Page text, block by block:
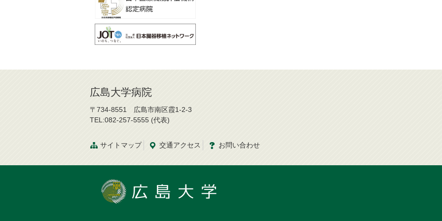
広島大学病院
〒734-8551 広島市南区霞1-2-3
TEL:082-257-5555 (代表)
サイトマップ 交通アクセス お問い合わせ